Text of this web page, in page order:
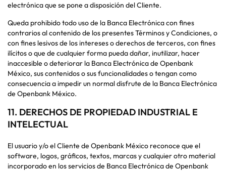
electrónica que se pone a disposición del Cliente.
Queda prohibido todo uso de la Banca Electrónica con fines
contrarios al contenido de los presentes Términos y Condiciones, o
con fines lesivos de los intereses o derechos de terceros, con fines
ilícitos o que de cualquier forma pueda dañar, inutilizar, hacer
inaccesible o deteriorar la Banca Electrónica de Openbank
México, sus contenidos o sus funcionalidades o tengan como
consecuencia a impedir un normal disfrute de la Banca Electrónica
de Openbank México.
11. DERECHOS DE PROPIEDAD INDUSTRIAL E
INTELECTUAL
El usuario y/o el Cliente de Openbank México reconoce que el
software, logos, gráficos, textos, marcas y cualquier otro material
incorporado en los servicios de Banca Electrónica de Openbank